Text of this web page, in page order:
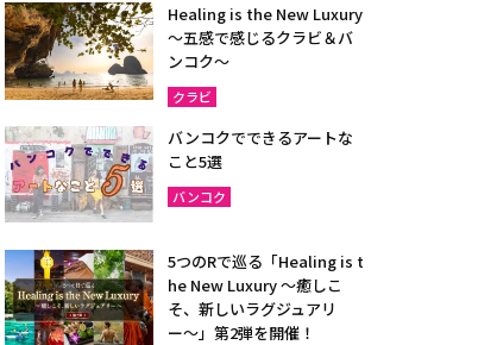
Healing is the New Luxury
～五感で感じるクラビ＆バ
ンコク～
クラビ
バンコクでできるアートな
こと5選
バンコク
5つのRで巡る「Healing is t
he New Luxury ～癒しこ
そ、新しいラグジュアリ
ー〜」第2弾を開催！